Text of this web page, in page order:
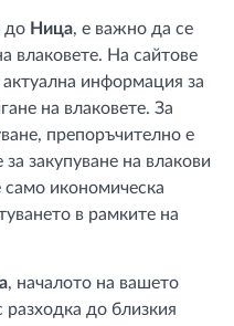
до Ница, е важно да се
влаковете. На сайтове
информация за
на влаковете. За
препоръчително е
закупуване на влакови
само икономическа
в рамките на
, началото на вашето
до близкия